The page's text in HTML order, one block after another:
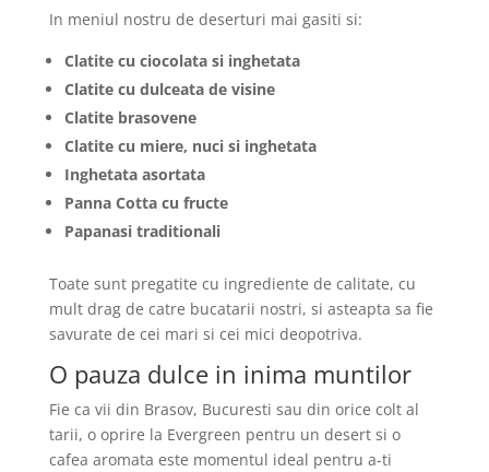
In meniul nostru de deserturi mai gasiti si:
Clatite cu ciocolata si inghetata
Clatite cu dulceata de visine
Clatite brasovene
Clatite cu miere, nuci si inghetata
Inghetata asortata
Panna Cotta cu fructe
Papanasi traditionali
Toate sunt pregatite cu ingrediente de calitate, cu
mult drag de catre bucatarii nostri, si asteapta sa fie
savurate de cei mari si cei mici deopotriva.
O pauza dulce in inima muntilor
Fie ca vii din Brasov, Bucuresti sau din orice colt al
tarii, o oprire la Evergreen pentru un desert si o
cafea aromata este momentul ideal pentru a-ti